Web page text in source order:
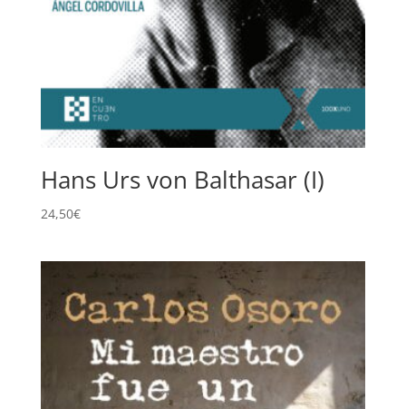
Hans Urs von Balthasar (I)
24,50€